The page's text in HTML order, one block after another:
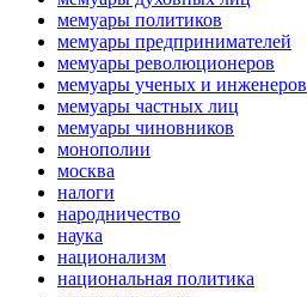
мемуары политиков
мемуары предпринимателей
мемуары революционеров
мемуары ученых и инженеров
мемуары частных лиц
мемуары чиновников
монополии
москва
налоги
народничество
наука
национализм
национальная политика